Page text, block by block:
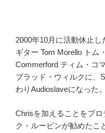
2000年10月に活動休止
ギター Tom Morello トム
Commerford ティム・コ
ブラッド・ウィルクに、
わりAudioslaveになった。
Chrisを加えることをプ
ク・ルービンが勧めたこ